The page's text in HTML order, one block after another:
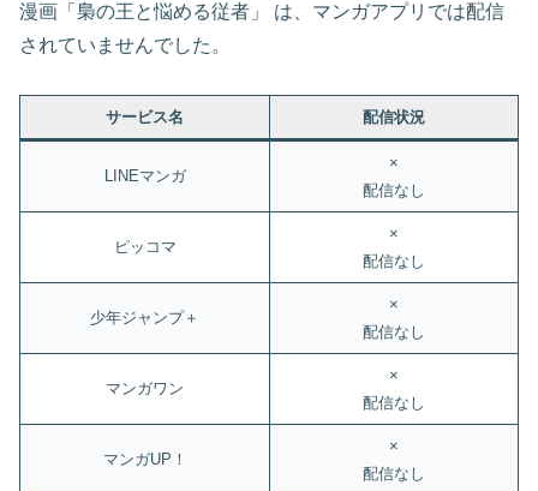
漫画「梟の王と悩める従者」 は、マンガアプリでは配信
されていませんでした。
サービス名 配信状況
LINEマンガ
×
配信なし
ピッコマ
×
配信なし
少年ジャンプ＋
×
配信なし
マンガワン
×
配信なし
マンガUP！
×
配信なし